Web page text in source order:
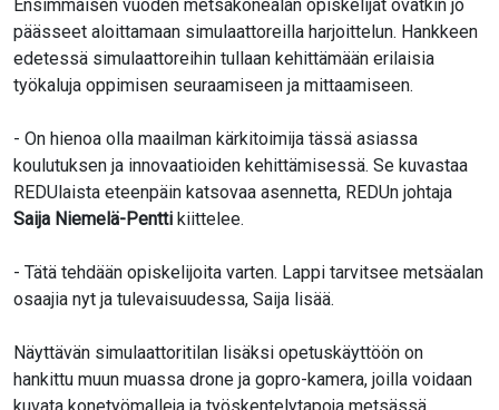
Ensimmäisen vuoden metsäkonealan opiskelijat ovatkin jo
päässeet aloittamaan simulaattoreilla harjoittelun. Hankkeen
edetessä simulaattoreihin tullaan kehittämään erilaisia
työkaluja oppimisen seuraamiseen ja mittaamiseen.
- On hienoa olla maailman kärkitoimija tässä asiassa
koulutuksen ja innovaatioiden kehittämisessä. Se kuvastaa
REDUlaista eteenpäin katsovaa asennetta, REDUn johtaja
Saija Niemelä-Pentti kiittelee.
- Tätä tehdään opiskelijoita varten. Lappi tarvitsee metsäalan
osaajia nyt ja tulevaisuudessa, Saija lisää.
Näyttävän simulaattoritilan lisäksi opetuskäyttöön on
hankittu muun muassa drone ja gopro-kamera, joilla voidaan